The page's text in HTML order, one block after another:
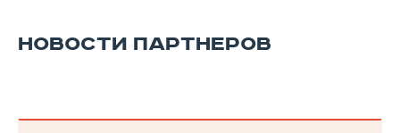
НОВОСТИ ПАРТНЕРОВ